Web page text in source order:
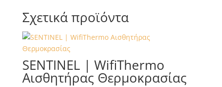
Σχετικά προϊόντα
SENTINEL | WifiThermo
Αισθητήρας Θερμοκρασίας